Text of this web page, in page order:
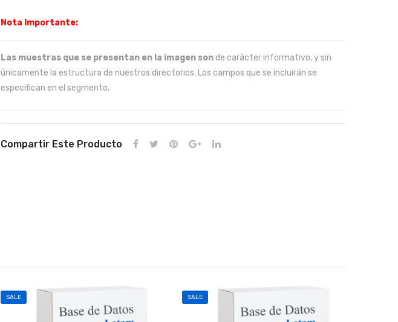
Nota Importante:
Las muestras que se presentan en la imagen son de carácter informativo, y sin
únicamente la estructura de nuestros directorios. Los campos que se incluirán se
especifican en el segmento.
Compartir Este Producto
SALE SALE